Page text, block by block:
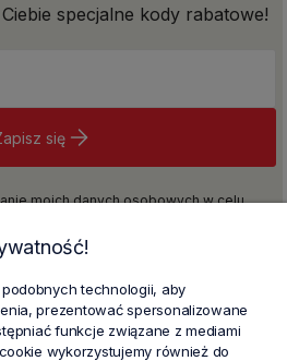
specjalne kody rabatowe!
się
moich danych osobowych w celu
również na otrzymywanie informacji
zgodnie z przepisami ustawy z dnia
technologii, aby
prezentować spersonalizowane
funkcje związane z mediami
wykorzystujemy również do